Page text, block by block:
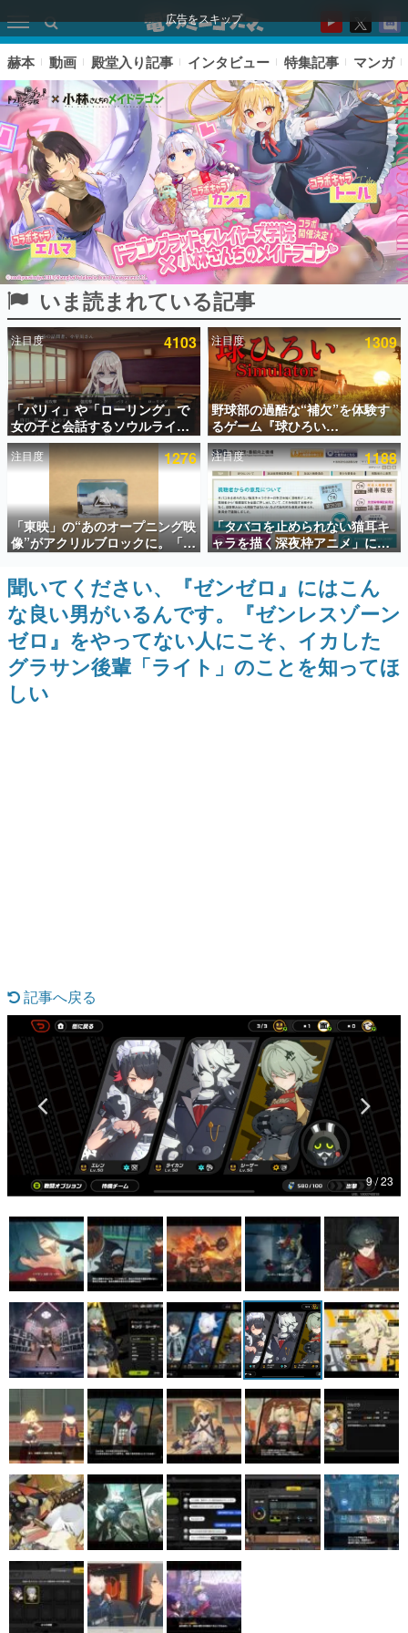
広告をスキップ
ピックアップ
電ファミのいま読まれている記事ランキング
アプリセール情報
インタビュー
連載・特集一覧
殿堂入り記事
SNS拡散数が数千以上！ ページビュー数万以上！ などな
ど。多くの人々に読まれた、電ファミ渾身の“殿堂入り”記
事をまとめました。
ゲームの企画書
名作ゲームクリエイターの方々に製作時のエピソードをお
聞きし、ヒットする企画（ゲーム）とは何か？を探ってい
きます。
赫本
この物語を解いてはいけない。『赫本』は、〈試験問題〉
なんでゲームは面白い？
ゲーム開発者・hamatsu氏がゲームの魅力を画面や操作の
具体的な形から解き明かしていく、硬派で骨太な評論連載
です。
ゲームが変えた日本語
「経験値」「裏技」「ラスボス」… ゲームにまつわる言葉
の起源や用法の変遷を、コンピューター文化史研究家・タ
イニーP氏が徹底調査。
カテゴリ
特集記事
マンガ
女性向け
アプリレビュー
その他
電ファミニコゲーマーとは？
運営：株式会社マレ
赫本 動画 殿堂入り記事 インタビュー 特集記事 マンガ
いま読まれている記事
注目度 4103
「パリィ」や「ローリング」で
女の子と会話するソウルライク
恋愛ゲーム『小早川さんはソウ
ルライク』無料公開。返事に失
敗すると「YOU DIED」
注目度 1309
野球部の過酷な“補欠”を体験す
るゲーム『球ひろい
Simulator』が「1件」のウィッ
シュリストをもとにチェコ語に
対応しSNSで話題に。『キング
ダム・カム』開発元やチェコの
プロ野球選手から称賛の声
注目度 1276
「東映」の“あのオープニング映
像”がアクリルブロックに。「東
映ヒストリカル グッズコレクシ
ョン」が8月下旬より発売
注目度 1188
「タバコを止められない猫耳キ
ャラを描く深夜枠アニメ」に視
聴者の一部から批判意見。違法
薬物の使用と思しき描写も含め
て、BPOが議論を交わす
聞いてください、『ゼンゼロ』にはこん
な良い男がいるんです。『ゼンレスゾーン
ゼロ』をやってない人にこそ、イカした
グラサン後輩「ライト」のことを知ってほ
しい
記事へ戻る
9 / 23